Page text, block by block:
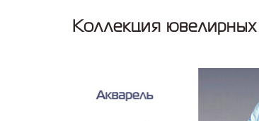
Коллекция